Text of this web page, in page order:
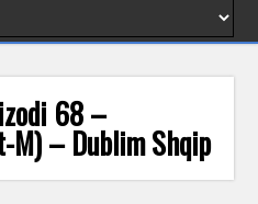
68 –
– Dublim Shqip